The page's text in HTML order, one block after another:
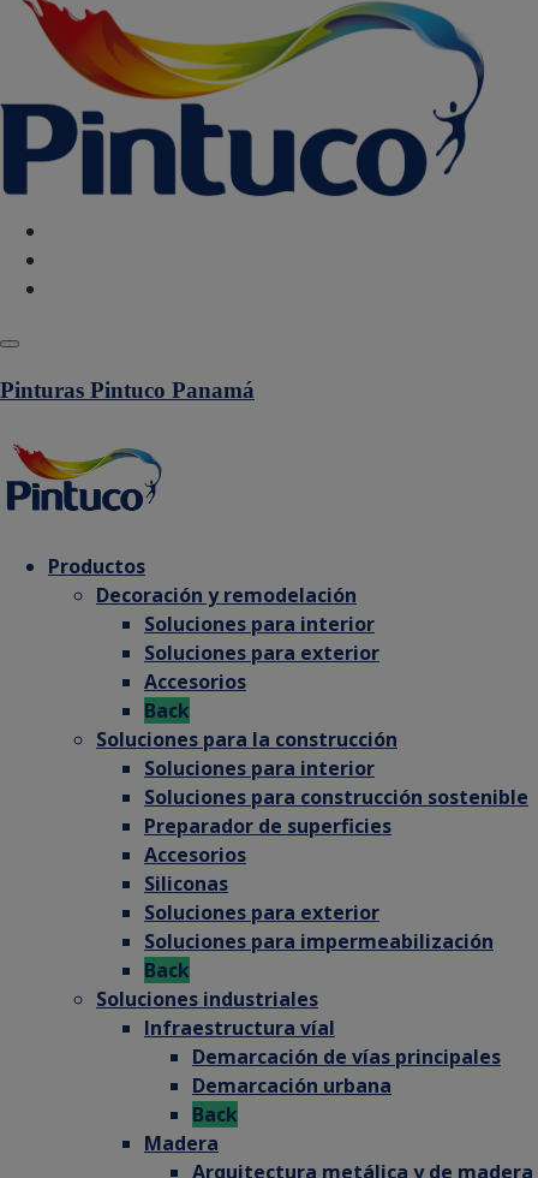
Pinturas Pintuco Panamá
Productos
Decoración y remodelación
Soluciones para interior
Soluciones para exterior
Accesorios
Back
Soluciones para la construcción
Soluciones para interior
Soluciones para construcción sostenible
Preparador de superficies
Accesorios
Siliconas
Soluciones para exterior
Soluciones para impermeabilización
Back
Soluciones industriales
Infraestructura víal
Demarcación de vías principales
Demarcación urbana
Back
Madera
Arquitectura metálica y de madera